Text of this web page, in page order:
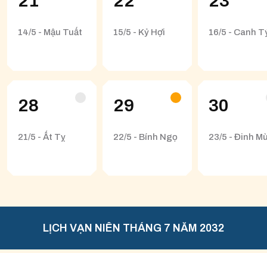
14/5 - Mậu Tuất 15/5 - Kỷ Hợi 16/5 - Canh
28
21/5 - Ất Tỵ
29
22/5 - Bính Ngọ
30
23/5 - Đinh
LỊCH VẠN NIÊN THÁNG 7 NĂM 2032